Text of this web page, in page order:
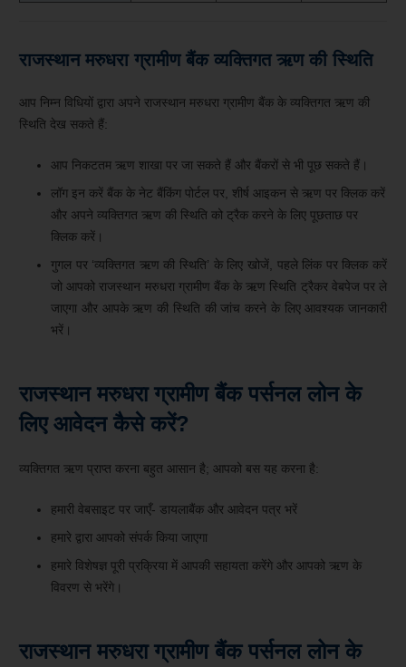
राजस्थान मरुधरा ग्रामीण बैंक व्यक्तिगत ऋण की स्थिति
आप निम्न विधियों द्वारा अपने राजस्थान मरुधरा ग्रामीण बैंक के व्यक्तिगत ऋण की
स्थिति देख सकते हैं:
आप निकटतम ऋण शाखा पर जा सकते हैं और बैंकरों से भी पूछ सकते हैं।
लॉग इन करें बैंक के नेट बैंकिंग पोर्टल पर, शीर्ष आइकन से ऋण पर क्लिक करें
और अपने व्यक्तिगत ऋण की स्थिति को ट्रैक करने के लिए पूछताछ पर
क्लिक करें।
गुगल पर ‘व्यक्तिगत ऋण की स्थिति’ के लिए खोजें, पहले लिंक पर क्लिक करें
जो आपको राजस्थान मरुधरा ग्रामीण बैंक के ऋण स्थिति ट्रैकर वेबपेज पर ले
जाएगा और आपके ऋण की स्थिति की जांच करने के लिए आवश्यक जानकारी
भरें।
राजस्थान मरुधरा ग्रामीण बैंक पर्सनल लोन के
लिए आवेदन कैसे करें?
व्यक्तिगत ऋण प्राप्त करना बहुत आसान है; आपको बस यह करना है:
हमारी वेबसाइट पर जाएँ- डायलाबैंक और आवेदन पत्र भरें
हमारे द्वारा आपको संपर्क किया जाएगा
हमारे विशेषज्ञ पूरी प्रक्रिया में आपकी सहायता करेंगे और आपको ऋण के
विवरण से भरेंगे।
राजस्थान मरुधरा ग्रामीण बैंक पर्सनल लोन के